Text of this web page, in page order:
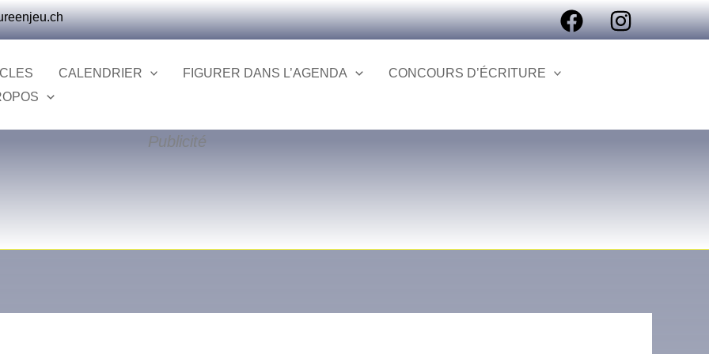
CALENDRIER FIGURER DANS L’AGENDA
CONCOURS D’ÉCRITURE
Publicité